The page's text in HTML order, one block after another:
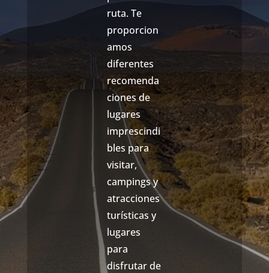
ruta. Te
proporcion
amos
diferentes
recomenda
ciones de
lugares
imprescindi
bles para
visitar,
campings y
atracciones
turísticas y
lugares
para
disfrutar de